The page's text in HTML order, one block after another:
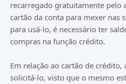
recarregado gratuitamente pelo
cartão da conta para mexer nas
para usá-lo, é necessário ter
compras na função crédito.
Em relação ao cartão de crédito,
solicitá-lo, visto que o mesmo